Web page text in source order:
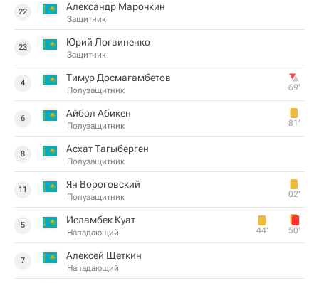
22 Александр Марочкин
Защитник
23 Юрий Логвиненко
Защитник
4 Тимур Досмагамбетов
Полузащитник 69‎’‎
6 Айбол Абикен
Полузащитник 81‎’‎
8 Асхат Тагыберген
Полузащитник
11 Ян Вороговский
Полузащитник 02‎’‎
5 Исламбек Куат
Нападающий 44‎’‎ 50‎’‎
7 Алексей Щеткин
Нападающий